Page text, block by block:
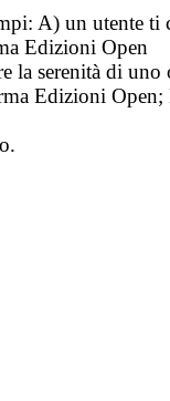
A) un utente
Edizioni Open
la serenità di
Edizioni